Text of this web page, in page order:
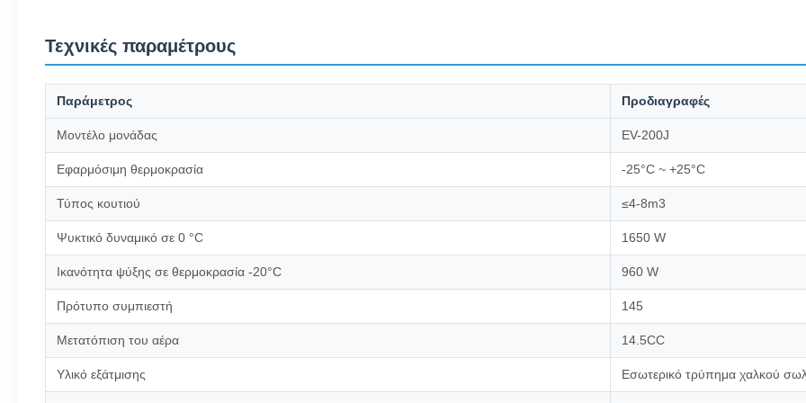
Τεχνικές παραμέτρους
Παράμετρος Προδιαγραφές
Μοντέλο μονάδας EV-200J
Εφαρμόσιμη θερμοκρασία -25°C ~ +25°C
Τύπος κουτιού ≤4-8m3
Ψυκτικό δυναμικό σε 0 °C 1650 W
Ικανότητα ψύξης σε θερμοκρασία -20°C 960 W
Πρότυπο συμπιεστή 145
Μετατόπιση του αέρα 14.5CC
Υλικό εξάτμισης Εσωτερικό τρύπημα χαλκού